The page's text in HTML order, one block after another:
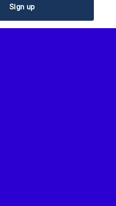
Sign up